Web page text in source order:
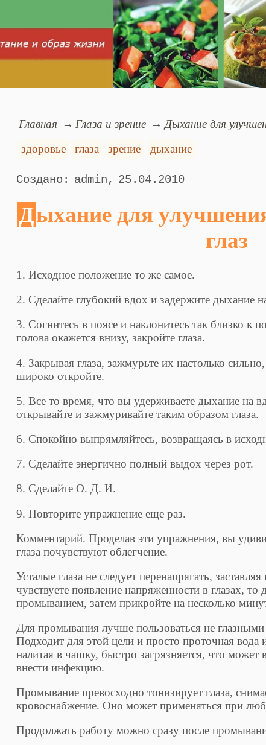
Главная Глаза и зрение
Дыхание для
здоровье
глаза зрение дыхание
admin 25.04.2010
Дыхание для улучшения зрения. Массаж
глаз
1. Исходное положение то же самое.
2. Сделайте глубокий вдох и задержите дыхание
3. Согнитесь в поясе и наклонитесь так близко к
голова окажется внизу, закройте глаза.
4. Закрывая глаза, зажмурьте их настолько
широко откройте.
5. Все то время, что вы удерживаете дыхание на
открывайте и зажмуривайте таким образом глаза.
6. Спокойно выпрямляйтесь, возвращаясь в
7. Сделайте энергично полный выдох через рот.
8. Сделайте О. Д. И.
9. Повторите упражнение еще раз.
Комментарий. Проделав эти упражнения, вы
глаза почувствуют облегчение.
Усталые глаза не следует перенапрягать,
чувствуете появление напряженности в глазах,
промыванием, затем прикройте на несколько
Для промывания лучше пользоваться не
Подходит для этой цели и просто проточная
налитая в чашку, быстро загрязняется, что может
внести инфекцию.
Промывание превосходно тонизирует глаза,
кровоснабжение. Оно может применяться при
Продолжать работу можно сразу после